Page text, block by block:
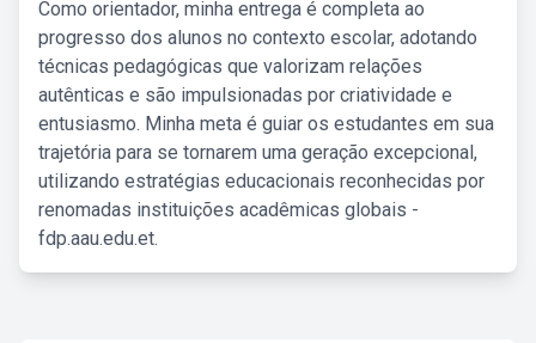
Como orientador, minha entrega é completa ao
progresso dos alunos no contexto escolar, adotando
técnicas pedagógicas que valorizam relações
autênticas e são impulsionadas por criatividade e
entusiasmo. Minha meta é guiar os estudantes em sua
trajetória para se tornarem uma geração excepcional,
utilizando estratégias educacionais reconhecidas por
renomadas instituições acadêmicas globais -
fdp.aau.edu.et.